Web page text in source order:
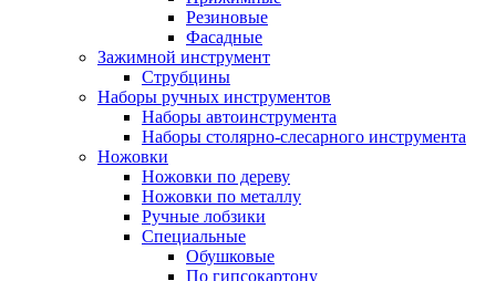
Резиновые
Фасадные
Зажимной инструмент
Струбцины
Наборы ручных инструментов
Наборы автоинструмента
Наборы столярно-слесарного инструмента
Ножовки
Ножовки по дереву
Ножовки по металлу
Ручные лобзики
Специальные
Обушковые
По гипсокартону